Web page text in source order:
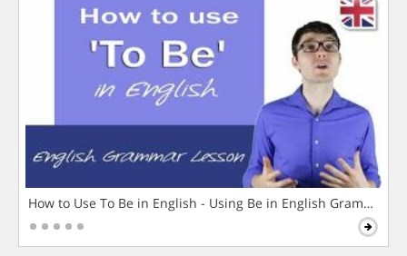
How to Use To Be in English - Using Be in English Grammar